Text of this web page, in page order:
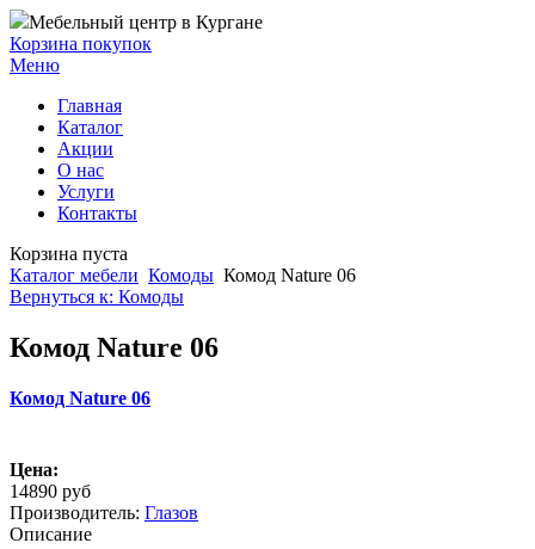
Мебельный центр в Кургане
Корзина покупок
Меню
Главная
Каталог
Акции
О нас
Услуги
Контакты
Корзина пуста
Каталог мебели Комоды Комод Nature 06
Вернуться к: Комоды
Комод Nature 06
Комод Nature 06
Цена:
14890 руб
Производитель: Глазов
Описание